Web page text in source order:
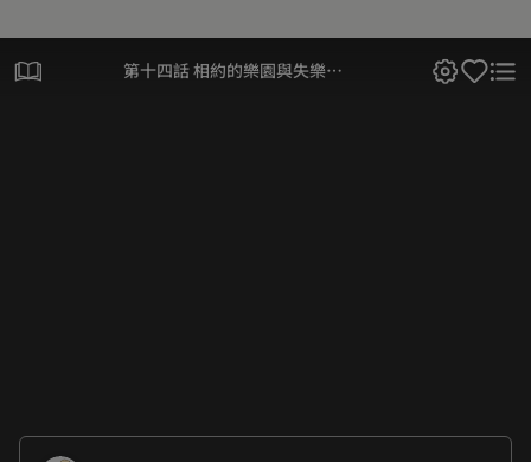
第十四話 相約的樂園與失樂的